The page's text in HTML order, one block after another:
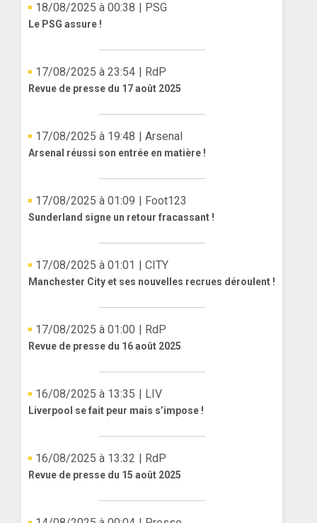
18/08/2025 à 00:38 | PSG
Le PSG assure !
17/08/2025 à 23:54 | RdP
Revue de presse du 17 août 2025
17/08/2025 à 19:48 | Arsenal
Arsenal réussi son entrée en matière !
17/08/2025 à 01:09 | Foot123
Sunderland signe un retour fracassant !
17/08/2025 à 01:01 | CITY
Manchester City et ses nouvelles recrues déroulent !
17/08/2025 à 01:00 | RdP
Revue de presse du 16 août 2025
16/08/2025 à 13:35 | LIV
Liverpool se fait peur mais s’impose !
16/08/2025 à 13:32 | RdP
Revue de presse du 15 août 2025